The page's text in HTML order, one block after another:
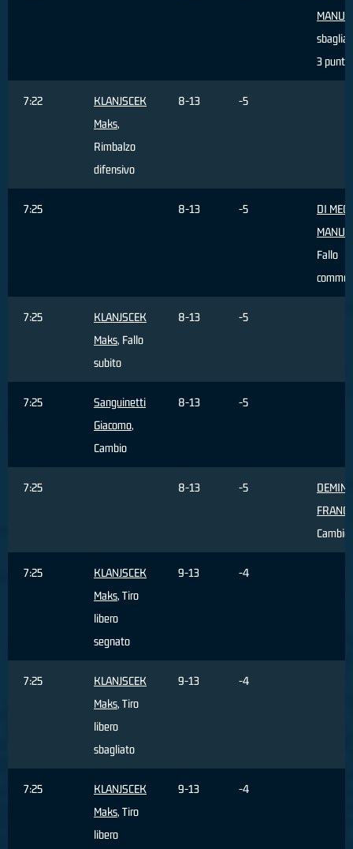
3 punti
7:22
KLANJSCEK
Maks,
Rimbalzo
difensivo
8-13 -5
7:25 8-13 -5
DI
Fallo
7:25
KLANJSCEK
Maks, Fallo
subito
8-13 -5
7:25
Sanguinetti
Giacomo,
Cambio
8-13 -5
7:25 8-13 -5
Cambio
7:25
KLANJSCEK
Maks, Tiro
libero
segnato
9-13 -4
7:25
KLANJSCEK
Maks, Tiro
libero
sbagliato
9-13 -4
7:25
KLANJSCEK
Maks, Tiro
libero
9-13 -4